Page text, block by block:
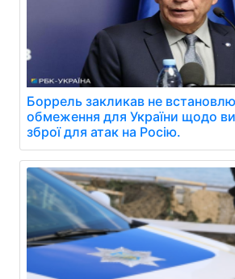
Боррель закликав не
обмеження для України щодо
зброї для атак на Росію.